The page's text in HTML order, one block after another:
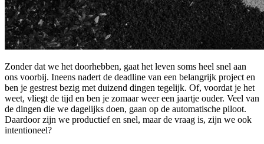
Zonder dat we het doorhebben, gaat het leven soms heel snel aan
ons voorbij. Ineens nadert de deadline van een belangrijk project en
ben je gestrest bezig met duizend dingen tegelijk. Of, voordat je het
weet, vliegt de tijd en ben je zomaar weer een jaartje ouder. Veel van
de dingen die we dagelijks doen, gaan op de automatische piloot.
Daardoor zijn we productief en snel, maar de vraag is, zijn we ook
intentioneel?